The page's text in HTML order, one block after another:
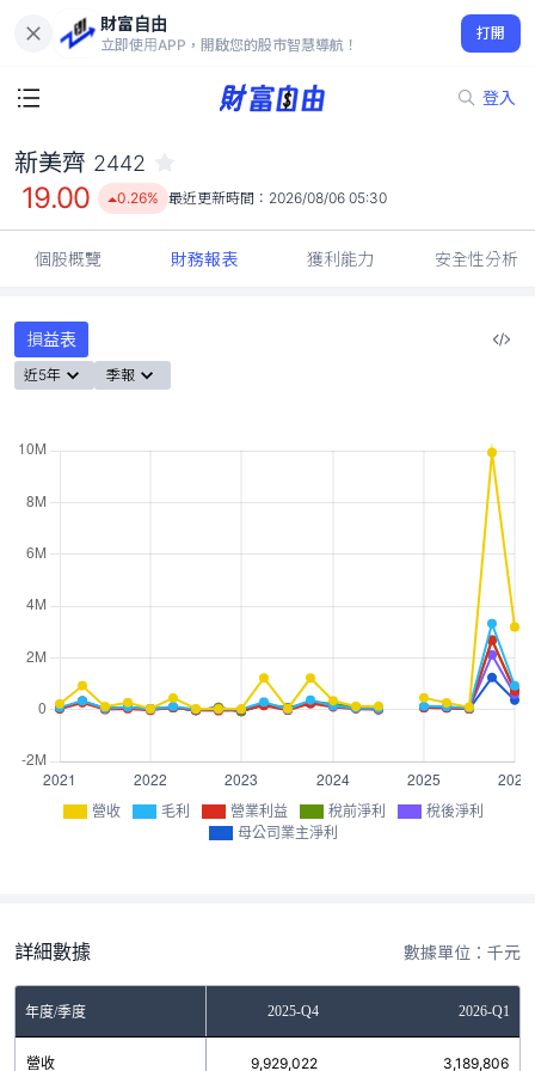
財富自由
立即使用APP，開啟您的股市智慧導航！
打開
登入
19.00
0.26%
新美齊 2442
19.00 0.26% 最近更新時間： 2026/08/06 05:30
個股概覽 財務報表 獲利能力 安全性分析
損益表
近5年 季報
營收 毛利 營業利益 稅前淨利
稅後淨利
母公司業主淨利
詳細數據 數據單位：千元
年度/季度2025-Q3 2025-Q4 2026-Q1
營收 9,929,022 3,189,806